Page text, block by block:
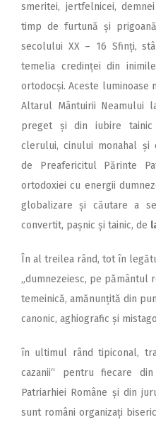
smeritei, jertfelnicei,
timp de furtună și
secolului XX – 16 Sfinți,
temelia credinței din
ortodocși. Aceste luminoase
Altarul Mântuirii Neamului
preget și din iubire tainic
clerului, cinului monahal și
de Preafericitul Părinte
ortodoxiei cu energii
globalizare și căutare a
convertit, pașnic și tainic, de
În al treilea rând, tot în
„dumnezeiesc, pe pământul
temeinică, amănunțită din
canonic, aghiografic și
în ultimul rând tipiconal,
cazanii“ pentru fiecare
Patriarhiei Române și din
sunt români organizați